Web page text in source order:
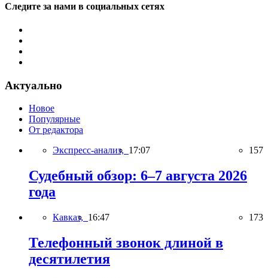
Следите за нами в социальных сетях
Актуально
Новое
Популярные
От редактора
Экспресс-анализ, 17:07 157
Судебный обзор: 6–7 августа 2026
года
Кавказ, 16:47 173
Телефонный звонок длиной в
десятилетия